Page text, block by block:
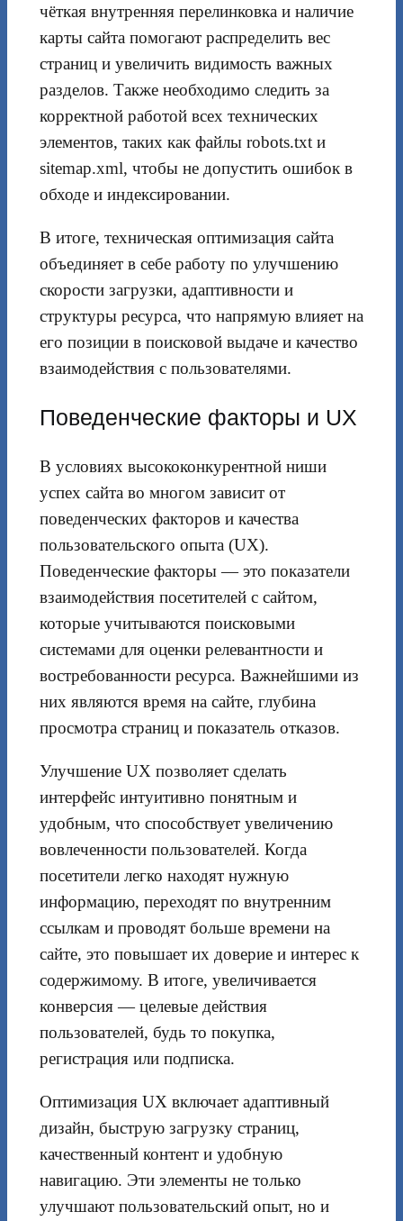
чёткая внутренняя перелинковка и наличие
карты сайта помогают распределить вес
страниц и увеличить видимость важных
разделов. Также необходимо следить за
корректной работой всех технических
элементов, таких как файлы robots.txt и
sitemap.xml, чтобы не допустить ошибок в
обходе и индексировании.
В итоге, техническая оптимизация сайта
объединяет в себе работу по улучшению
скорости загрузки, адаптивности и
структуры ресурса, что напрямую влияет на
его позиции в поисковой выдаче и качество
взаимодействия с пользователями.
Поведенческие факторы и UX
В условиях высококонкурентной ниши
успех сайта во многом зависит от
поведенческих факторов и качества
пользовательского опыта (UX).
Поведенческие факторы — это показатели
взаимодействия посетителей с сайтом,
которые учитываются поисковыми
системами для оценки релевантности и
востребованности ресурса. Важнейшими из
них являются время на сайте, глубина
просмотра страниц и показатель отказов.
Улучшение UX позволяет сделать
интерфейс интуитивно понятным и
удобным, что способствует увеличению
вовлеченности пользователей. Когда
посетители легко находят нужную
информацию, переходят по внутренним
ссылкам и проводят больше времени на
сайте, это повышает их доверие и интерес к
содержимому. В итоге, увеличивается
конверсия — целевые действия
пользователей, будь то покупка,
регистрация или подписка.
Оптимизация UX включает адаптивный
дизайн, быструю загрузку страниц,
качественный контент и удобную
навигацию. Эти элементы не только
улучшают пользовательский опыт, но и